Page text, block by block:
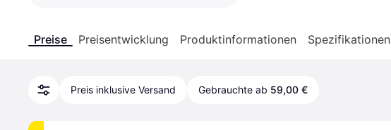
Preise Preisentwicklung Produktinformationen Spezifikationen
Preis inklusive Versand Gebrauchte ab 59,00 €